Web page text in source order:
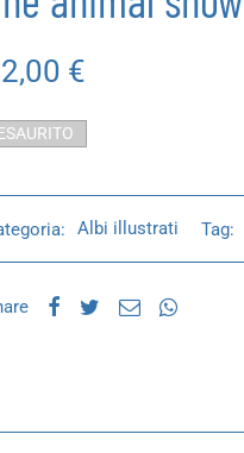
€
Albi illustrati Tag: